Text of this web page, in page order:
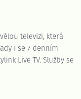
televizi, která
i se 7 denním
Live TV. Služby se